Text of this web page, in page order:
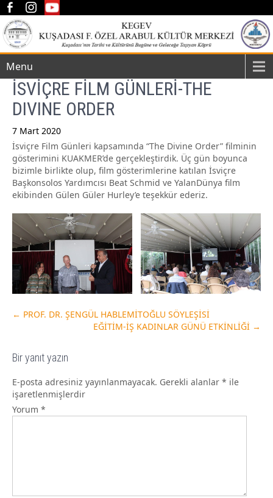
Menu
İSVİÇRE FİLM GÜNLERİ-THE
DIVINE ORDER
7 Mart 2020
İsviçre Film Günleri kapsamında “The Divine Order” filminin
gösterimini KUAKMER’de gerçekleştirdik. Üç gün boyunca
bizimle birlikte olup, film gösterimlerine katılan İsviçre
Başkonsolos Yardımcısı Beat Schmid ve YalanDünya film
ekibinden Gülen Güler Hurley’e teşekkür ederiz.
Post
navigation
← PROF. DR. ŞENGÜL HABLEMİTOĞLU SÖYLEŞİSİ
EĞİTİM-İŞ KADINLAR GÜNÜ ETKİNLİĞİ →
Bir yanıt yazın
E-posta adresiniz yayınlanmayacak. Gerekli alanlar * ile
işaretlenmişlerdir
Yorum *